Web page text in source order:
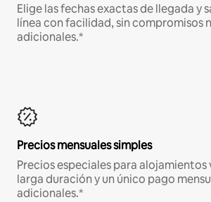
Elige las fechas exactas de llegada y
línea con facilidad, sin compromisos
adicionales.*
Precios mensuales simples
Precios especiales para alojamientos
larga duración y un único pago
adicionales.*